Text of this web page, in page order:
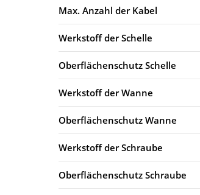
Max. Anzahl der Kabel
Werkstoff der Schelle
Oberflächenschutz Schelle
Werkstoff der Wanne
Oberflächenschutz Wanne
Werkstoff der Schraube
Oberflächenschutz Schraube